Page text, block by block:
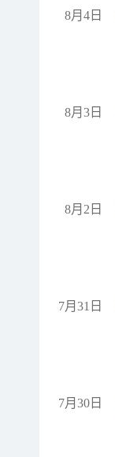
8月4日
8月3日
8月2日
7月31日
7月30日